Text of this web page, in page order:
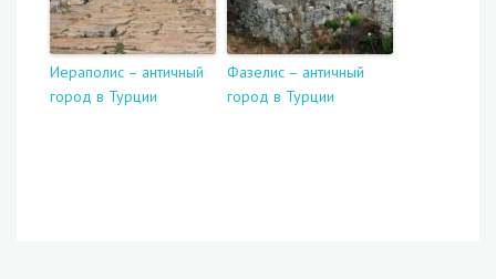
Иераполис – античный
город в Турции
Фазелис – античный
город в Турции